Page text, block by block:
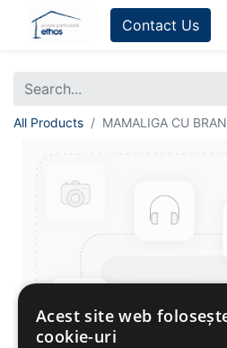
Contact Us
All Products MAMALIGA CU
Acest site web
cookie-uri